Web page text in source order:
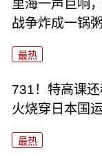
里海一声巨响
战争炸成一锅粥
最热
731！特高课
火烧穿日本国
最热